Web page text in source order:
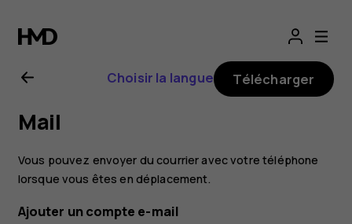
Guide
de
l'utilisateur
Nokia
G22
Choisir la langue Télécharger
Mail
Vous pouvez envoyer du courrier avec votre téléphone
lorsque vous êtes en déplacement.
Ajouter un compte e-mail